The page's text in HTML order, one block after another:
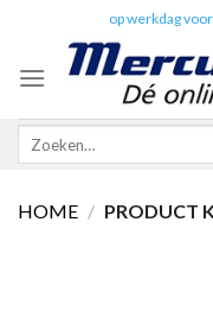
content
op werkdag
Zoeken
HOME / PRODUCT